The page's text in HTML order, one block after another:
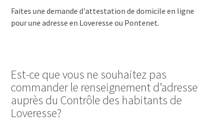
Faites une demande d'attestation de domicile en ligne
pour une adresse en Loveresse ou Pontenet.
Est-ce que vous ne souhaitez pas
commander le renseignement d’adresse
auprès du Contrôle des habitants de
Loveresse?